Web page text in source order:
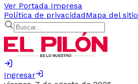
Ver Portada Impresa
Política de privacidadMapa del sitio
Ingresar